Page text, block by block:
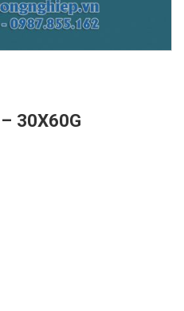
30X60G